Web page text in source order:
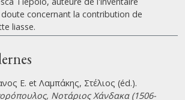
concernant la contribution de
liasse.
Ε. et Λαμπάκης, Στέλιος (éd.).
Νοτάριος Χάνδακα (1506-